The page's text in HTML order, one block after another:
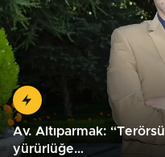
Av. Altıparmak:
yürürlüğe…